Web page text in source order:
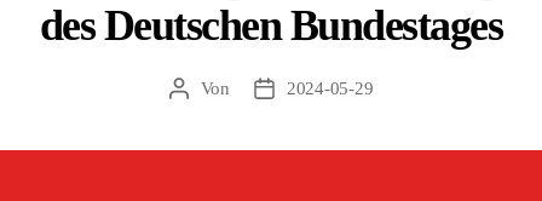
des Deutschen Bundestages
Beitragsautor
Von Veröffentlichungsdatum
2024-05-29